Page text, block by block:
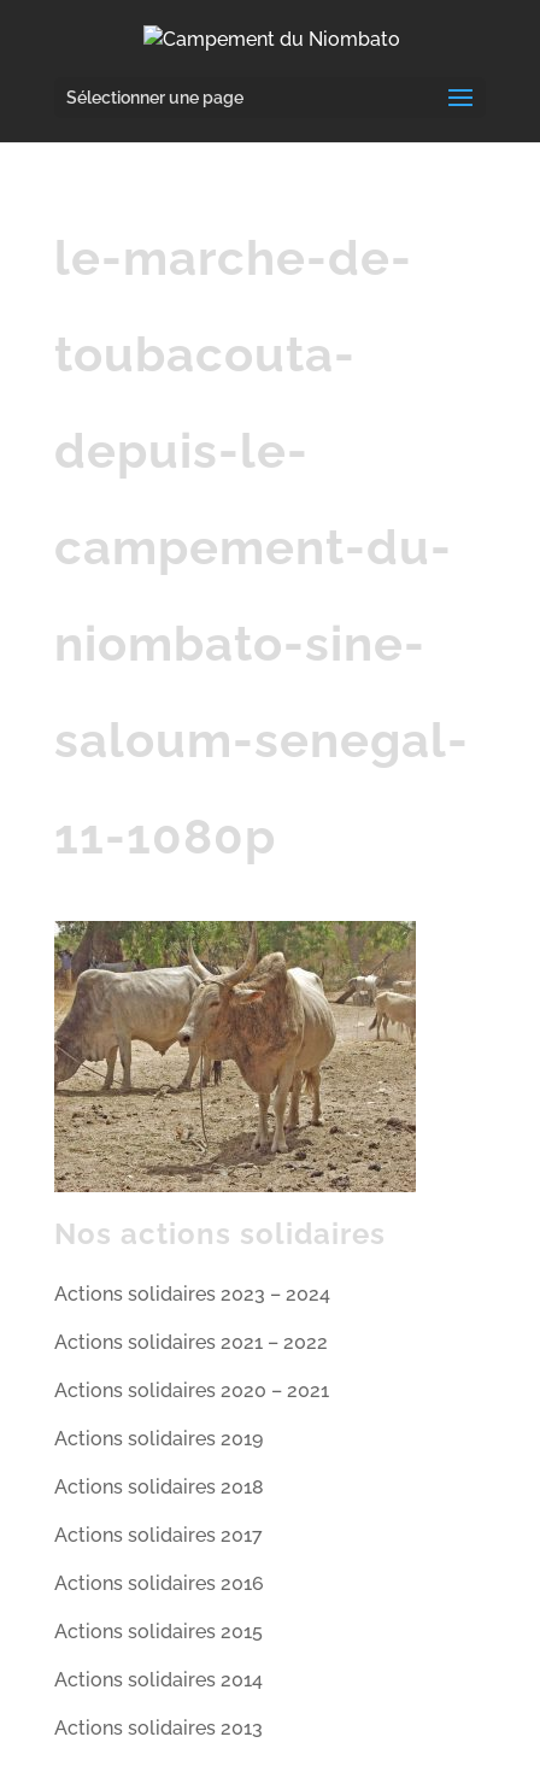
Sélectionner une page
le-marche-de-
toubacouta-
depuis-le-
campement-du-
niombato-sine-
saloum-senegal-
11-1080p
Nos actions solidaires
Actions solidaires 2023 – 2024
Actions solidaires 2021 – 2022
Actions solidaires 2020 – 2021
Actions solidaires 2019
Actions solidaires 2018
Actions solidaires 2017
Actions solidaires 2016
Actions solidaires 2015
Actions solidaires 2014
Actions solidaires 2013